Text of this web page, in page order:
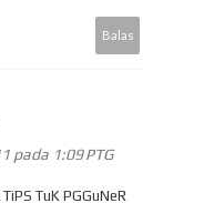
Balas
pada 1:09 PTG
TuK PGGuNeR